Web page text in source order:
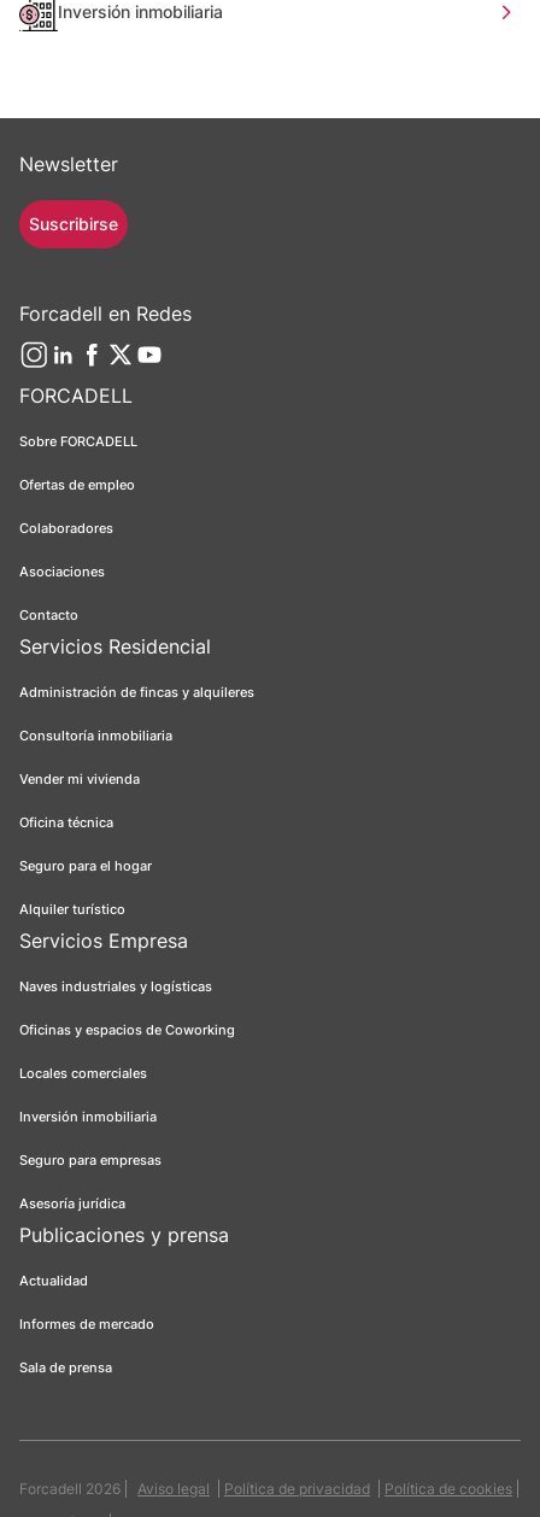
Inversión inmobiliaria
FORCADELL
Sobre FORCADELL
Ofertas de empleo
Colaboradores
Asociaciones
Contacto
Servicios Residencial
Administración de fincas y alquileres
Consultoría inmobiliaria
Vender mi vivienda
Oficina técnica
Seguro para el hogar
Alquiler turístico
Servicios Empresa
Naves industriales y logísticas
Oficinas y espacios de Coworking
Locales comerciales
Inversión inmobiliaria
Seguro para empresas
Asesoría jurídica
Publicaciones y prensa
Actualidad
Informes de mercado
Sala de prensa
Newsletter
Suscribirse
Forcadell en Redes
Forcadell 2026 Aviso legal Política de privacidad
Política de cookies